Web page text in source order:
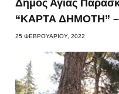
Δήμος Αγίας
“ΚΑΡΤΑ ΔΗΜΟΤΗ” –
25 ΦΕΒΡΟΥΑΡΊΟΥ, 2022